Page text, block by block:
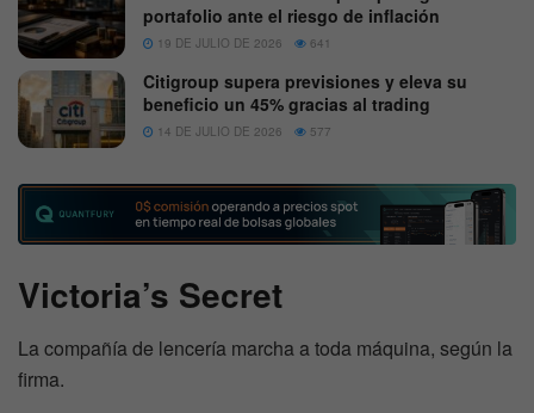
portafolio ante el riesgo de inflación
19 DE JULIO DE 2026 641
Citigroup supera previsiones y eleva su
beneficio un 45% gracias al trading
14 DE JULIO DE 2026 577
Victoria’s Secret
La compañía de lencería marcha a toda máquina, según la
firma.